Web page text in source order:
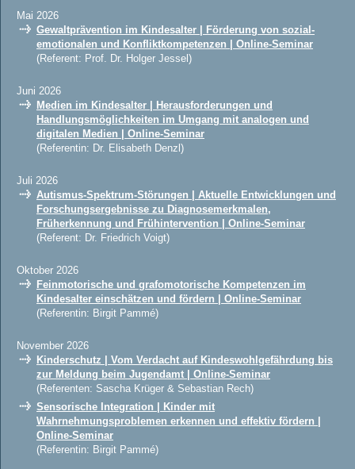
Mai 2026
Gewaltprävention im Kindesalter | Förderung von sozial-
emotionalen und Konfliktkompetenzen | Online-Seminar
(Referent: Prof. Dr. Holger Jessel)
Juni 2026
Medien im Kindesalter | Herausforderungen und
Handlungsmöglichkeiten im Umgang mit analogen und
digitalen Medien | Online-Seminar
(Referentin: Dr. Elisabeth Denzl)
Juli 2026
Autismus-Spektrum-Störungen | Aktuelle Entwicklungen und
Forschungsergebnisse zu Diagnosemerkmalen,
Früherkennung und Frühintervention | Online-Seminar
(Referent: Dr. Friedrich Voigt)
Oktober 2026
Feinmotorische und grafomotorische Kompetenzen im
Kindesalter einschätzen und fördern | Online-Seminar
(Referentin: Birgit Pammé)
November 2026
Kinderschutz | Vom Verdacht auf Kindeswohlgefährdung bis
zur Meldung beim Jugendamt | Online-Seminar
(Referenten: Sascha Krüger & Sebastian Rech)
Sensorische Integration | Kinder mit
Wahrnehmungsproblemen erkennen und effektiv fördern |
Online-Seminar
(Referentin: Birgit Pammé)